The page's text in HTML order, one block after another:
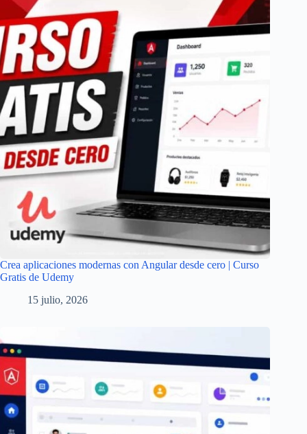
Crea aplicaciones modernas con Angular desde cero | Curso
Gratis de Udemy
15 julio, 2026